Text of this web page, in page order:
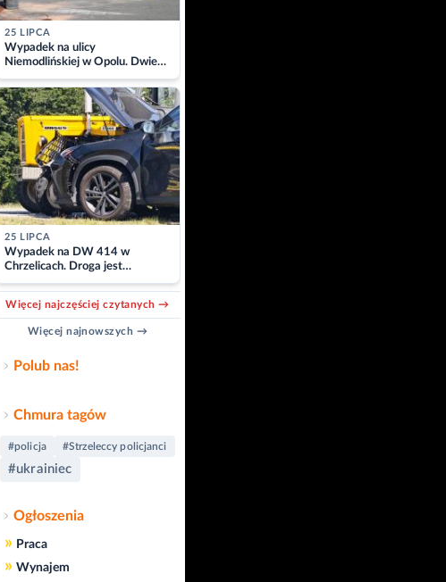
25 LIPCA
Wypadek na ulicy
Niemodlińskiej w Opolu. Dwie
osoby w szpitalu
25 LIPCA
Wypadek na DW 414 w
Chrzelicach. Droga jest
zablokowana
Więcej najczęściej czytanych →
Więcej najnowszych →
Polub nas!
Chmura tagów
#policja #Strzeleccy policjanci
#ukrainiec
Ogłoszenia
» Praca
» Wynajem